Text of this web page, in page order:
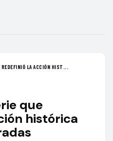
LA ACCIÓN HIST...
que
histórica